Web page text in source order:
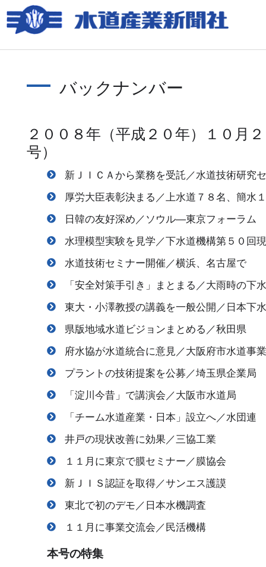
バックナンバー
２００８年（平成２０年）１０月
号）
新ＪＩＣＡから業務を受託／水道技術研究
厚労大臣表彰決まる／上水道７８名、簡水
日韓の友好深め／ソウル―東京フォーラム
水理模型実験を見学／下水道機構第５０回
水道技術セミナー開催／横浜、名古屋で
「安全対策手引き」まとまる／大雨時の下
東大・小澤教授の講義を一般公開／日本下
県版地域水道ビジョンまとめる／秋田県
府水協が水道統合に意見／大阪府市水道事
プラントの技術提案を公募／埼玉県企業局
「淀川今昔」で講演会／大阪市水道局
「チーム水道産業・日本」設立へ／水団連
井戸の現状改善に効果／三協工業
１１月に東京で膜セミナー／膜協会
新ＪＩＳ認証を取得／サンエス護謨
東北で初のデモ／日本水機調査
１１月に事業交流会／民活機構
本号の特集